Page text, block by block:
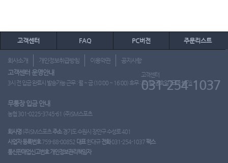
고객센터 FAQ PC버전 주문리스트
회사소개 개인정보취급방침 이용약관 공지사항
고객센터 운영안내
3시 전 입금 완료시 발송가능 근무 : 월 ~ 금 (10:00 ~ 16:00) 휴무 : 토, 일, 공휴일 (도매 불가)
고객센터
031-254-1037
무통장 입금 안내
농협 301-0225-3745-61 (주)SM스포츠
회사명 (주)SM스포츠주소경기도 수원시 장안구 수성로 401
사업자 등록번호759-88-00852 대표한대규 전화031-254-1037팩스
통신판매업신고번호 개인정보관리책임자